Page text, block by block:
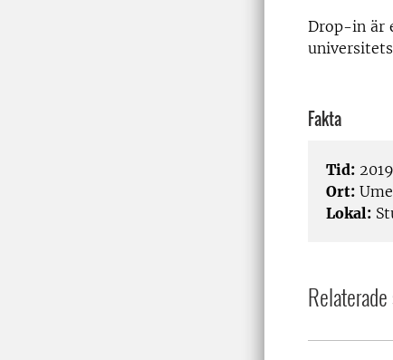
Drop-in är
Fakta
Tid:
Ort:
Lokal: